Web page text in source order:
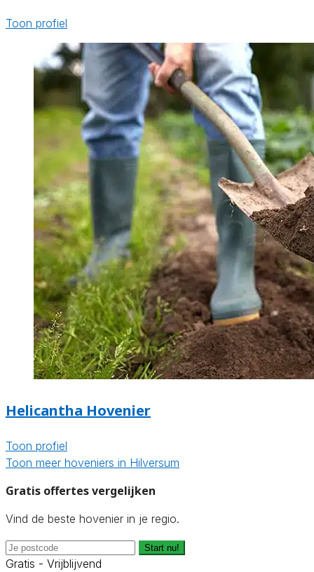
Toon profiel
Helicantha Hovenier
Toon profiel
Toon meer hoveniers in Hilversum
Gratis offertes vergelijken
Vind de beste hovenier in je regio.
Start nu!
Gratis - Vrijblijvend